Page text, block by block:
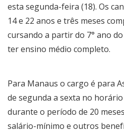
esta segunda-feira (18). Os
14 e 22 anos e três meses
cursando a partir do 7° ano
ter ensino médio completo.
Para Manaus o cargo é para
de segunda a sexta no
durante o período de 20
salário-mínimo e outros